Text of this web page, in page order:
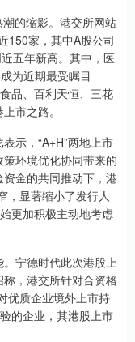
的缩影。港交所网站
150家，其中A股公司
五年新高。其中，医
为近期最受瞩目
品、百利天恒、三花
市之路。
示，“A+H”两地上市
环境优化协同带来的
金的共同推动下，港
，显著缩小了发行人
更加积极主动地考虑
宁德时代此次港股上
，港交所针对合资格
优质企业境外上市持
的企业，其港股上市